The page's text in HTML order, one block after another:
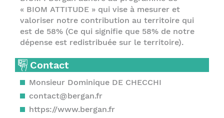
« BIOM ATTITUDE » qui vise à mesurer et
valoriser notre contribution au territoire qui
est de 58% (Ce qui signifie que 58% de notre
dépense est redistribuée sur le territoire).
Contact
Monsieur Dominique DE CHECCHI
contact@bergan.fr
https://www.bergan.fr